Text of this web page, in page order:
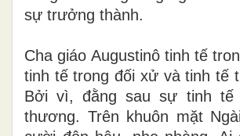
sự trưởng thành.
Cha giáo Augustinô tinh tế
tinh tế trong đối xử và tinh tế
Bởi vì, đằng sau sự tinh tế
thương. Trên khuôn mặt